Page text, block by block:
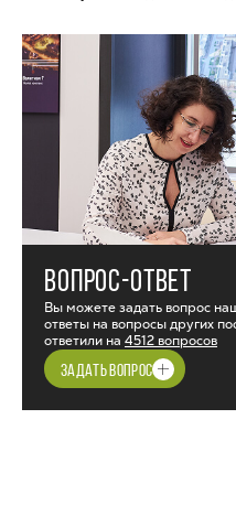
ВОПРОС-ОТВЕТ
Вы можете задать вопрос
ответы на вопросы других
ответили на 4512 вопросов
ЗАДАТЬ ВОПРОС